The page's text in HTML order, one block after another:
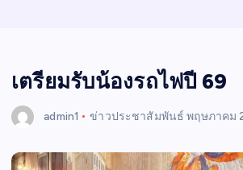
เตรียมรับน้องรถไฟปี 69
admin1 ข่าวประชาสัมพันธ์ พฤษภาคม